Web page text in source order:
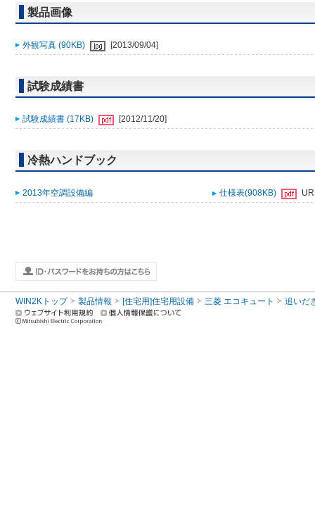
製品画像
外観写真 (90KB) [2013/09/04]
試験成績書
試験成績書 (17KB) [2012/11/20]
冷熱ハンドブック
2013年空調設備編 仕様表(908KB)
WIN2Kトップ 製品情報 [住宅用]住宅用設備 三菱 エコキュート 追いだ